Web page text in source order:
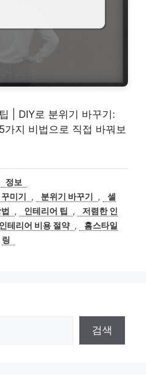
| DIY로 분위기 바꾸기:
가지 비법으로 직접 바꿔보
카
테
고
리
정보
미기 , 분위기 바꾸기 ,
셀
, 인테리어 팁 ,
저렴한 인
테리어 비용 절약 ,
홈스타일
링
검색